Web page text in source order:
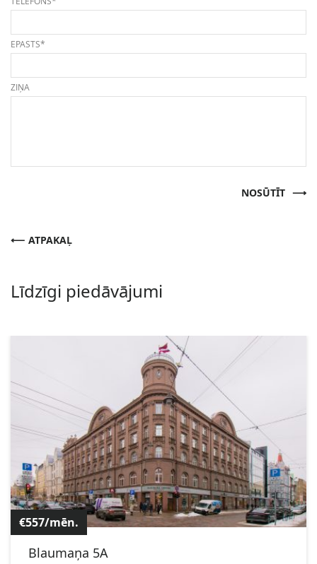
EPASTS*
ZIŅA
NOSŪTĪT
ATPAKAĻ
Līdzīgi piedāvājumi
€557/mēn.
Blaumaņa 5A